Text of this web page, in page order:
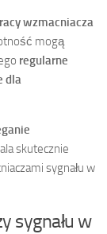
wzmacniacza
mogą
regularne
dla
skutecznie
sygnału w
sygnału w